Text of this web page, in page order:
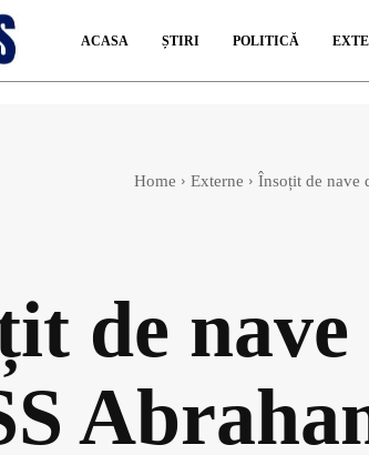
ACASA ȘTIRI POLITICĂ
Home Externe Însoțit de nave
de